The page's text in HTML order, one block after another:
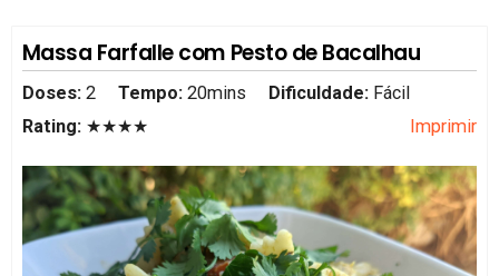
Massa Farfalle com Pesto de Bacalhau
Doses: 2 Tempo: 20mins Dificuldade: Fácil
Rating: ★★★★ Imprimir